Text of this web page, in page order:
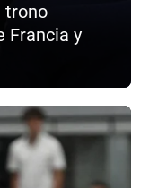
trono
Francia y